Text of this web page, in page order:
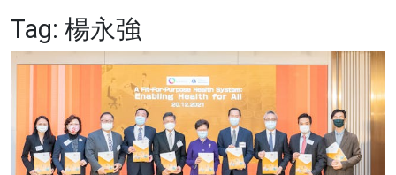
健康
科技
影片
Tag: 楊永強